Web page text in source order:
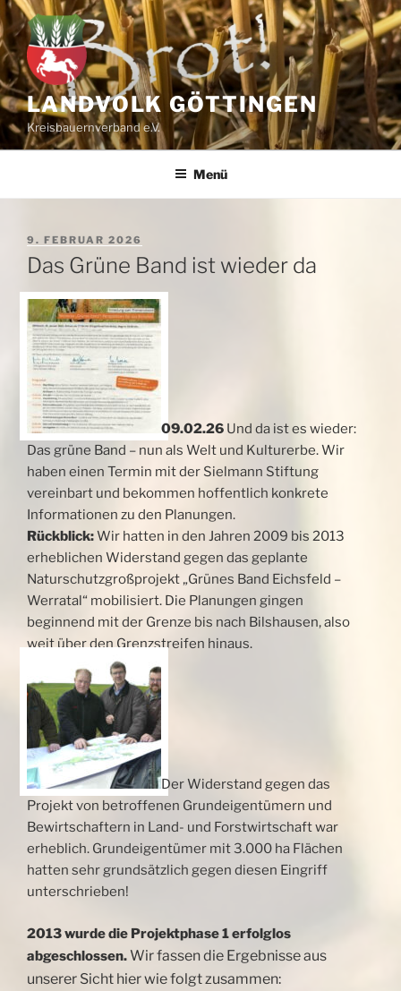
Zum
Inhalt
springen
LANDVOLK GÖTTINGEN
Kreisbauernverband e.V.
Menü
VERÖFFENTLICHT
AM
9. FEBRUAR 2026
Das Grüne Band ist wieder da
09.02.26 Und da ist es wieder:
Das grüne Band – nun als Welt und Kulturerbe. Wir
haben einen Termin mit der Sielmann Stiftung
vereinbart und bekommen hoffentlich konkrete
Informationen zu den Planungen.
Rückblick:Wir hatten in den Jahren 2009 bis 2013
erheblichen Widerstand gegen das geplante
Naturschutzgroßprojekt „Grünes Band Eichsfeld –
Werratal“ mobilisiert. Die Planungen gingen
beginnend mit der Grenze bis nach Bilshausen, also
weit über den Grenzstreifen hinaus.
Der Widerstand gegen das
Projekt von betroffenen Grundeigentümern und
Bewirtschaftern in Land- und Forstwirtschaft war
erheblich. Grundeigentümer mit 3.000 ha Flächen
hatten sehr grundsätzlich gegen diesen Eingriff
unterschrieben!
2013 wurde die Projektphase 1 erfolglos
abgeschlossen.Wir fassen die Ergebnisse aus
unserer Sicht hier wie folgt zusammen: